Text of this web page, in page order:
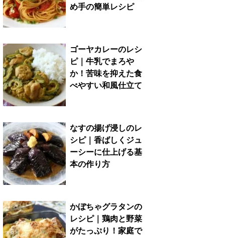
め手の簡単レシピ
ゴーヤカレーのレシ
ピ｜牛乳でまろや
か！苦味を抑えた食
べやすい和風仕立て
なすの揚げ浸しのレ
シピ｜香ばしくジュ
ーシーに仕上げる基
本の作り方
かぼちゃグラタンの
レシピ｜鶏肉と野菜
がたっぷり！家庭で